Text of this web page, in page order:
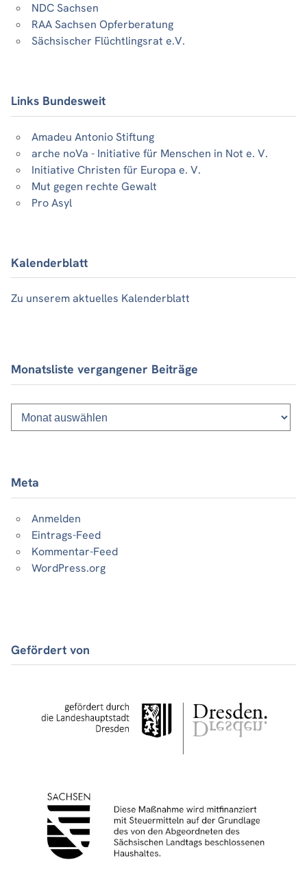
NDC Sachsen
RAA Sachsen Opferberatung
Sächsischer Flüchtlingsrat e.V.
Links Bundesweit
Amadeu Antonio Stiftung
arche noVa - Initiative für Menschen in Not e. V.
Initiative Christen für Europa e. V.
Mut gegen rechte Gewalt
Pro Asyl
Kalenderblatt
Zu unserem aktuelles Kalenderblatt
Monatsliste vergangener Beiträge
Monatsliste
vergangener
Beiträge
Meta
Anmelden
Eintrags-Feed
Kommentar-Feed
WordPress.org
Gefördert von